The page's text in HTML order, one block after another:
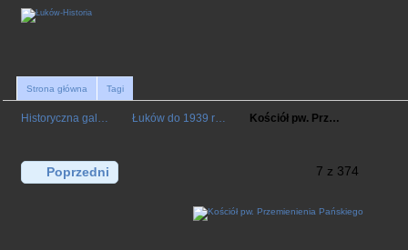
Strona główna Tagi
Historyczna gal… Łuków do 1939 r… Kościół pw. Prz…
Poprzedni 7 z 374